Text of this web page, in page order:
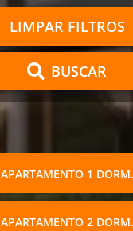
LIMPAR FILTROS
BUSCAR
APARTAMENTO 1 DORM.
APARTAMENTO 2 DORM.